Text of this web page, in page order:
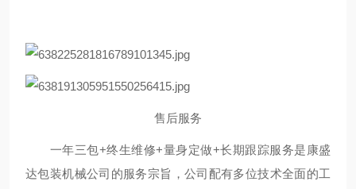
售后服务
一年三包+终生维修+量身定做+长期跟踪服务是康盛
达包装机械公司的服务宗旨，公司配有多位技术全面的工